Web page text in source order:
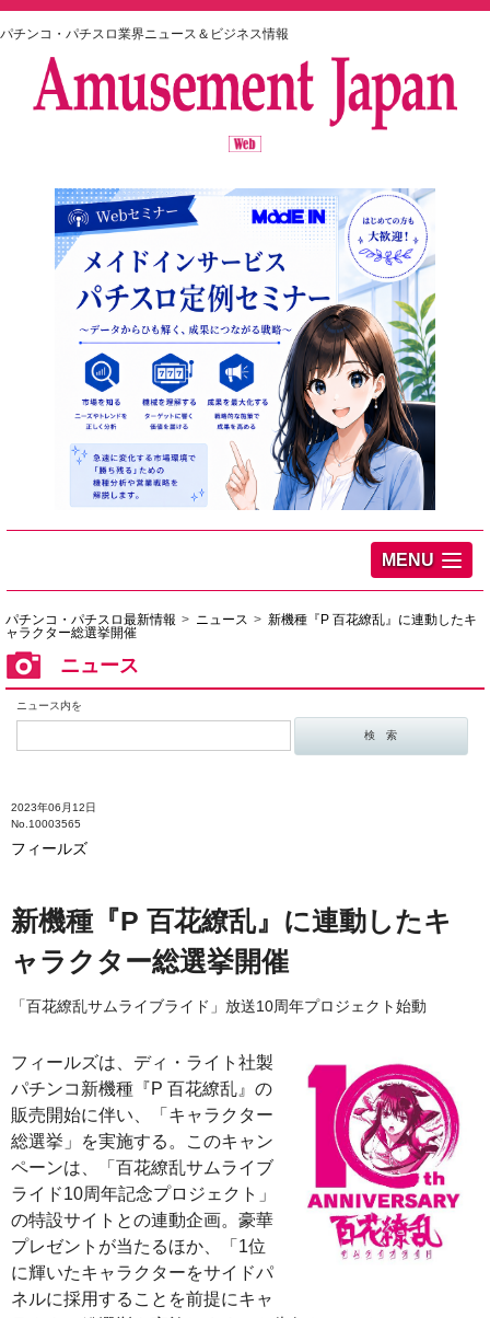
パチンコ・パチスロ業界ニュース＆ビジネス情報
MENU
パチンコ・パチスロ最新情報 ニュース
新機種『P 百花繚乱』に連動したキ
ャラクター総選挙開催
ニュース
ニュース内を
2023年06月12日
No.10003565
フィールズ
新機種『P 百花繚乱』に連動したキ
ャラクター総選挙開催
「百花繚乱サムライブライド」放送10周年プロジェクト始動
フィールズは、ディ・ライト社製
パチンコ新機種『P 百花繚乱』の
販売開始に伴い、「キャラクター
総選挙」を実施する。このキャン
ペーンは、「百花繚乱サムライブ
ライド10周年記念プロジェクト」
の特設サイトとの連動企画。豪華
プレゼントが当たるほか、「1位
に輝いたキャラクターをサイドパ
ネルに採用することを前提にキャ